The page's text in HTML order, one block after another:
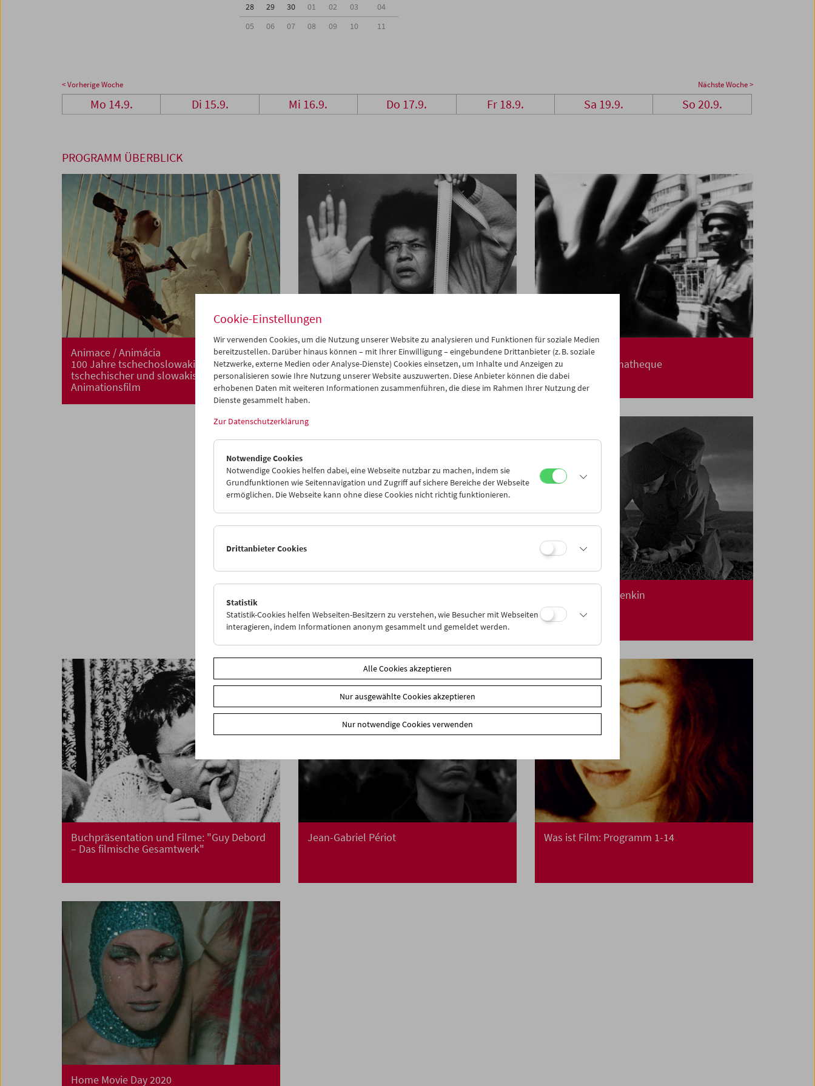
28
29 30 01 02 03
04
05
06 07 08 09 10 11
< Vorherige Woche Nächste Woche >
Mo 14.9. Di 15.9. Mi 16.9. Do 17.9. Fr 18.9. Sa 19.9. So 20.9.
PROGRAMM ÜBERBLICK
Animace / Animácia
100 Jahre tschechoslowakischer,
tschechischer und slowakischer
Animationsfilm
Women Make Film
Dokumentarfilm und Carte blanche
Carte blanche
Jerusalem Cinematheque
Kinoreal: Mark Jenkin
Buchpräsentation und Filme: "Guy Debord
– Das filmische Gesamtwerk"
Jean-Gabriel Périot Was ist Film: Programm 1-14
Home Movie Day 2020
Cookie-Einstellungen
Wir verwenden Cookies, um die Nutzung unserer Website zu analysieren und Funktionen für soziale Medien
bereitzustellen. Darüber hinaus können – mit Ihrer Einwilligung – eingebundene Drittanbieter (z. B. soziale
Netzwerke, externe Medien oder Analyse-Dienste) Cookies einsetzen, um Inhalte und Anzeigen zu
personalisieren sowie Ihre Nutzung unserer Website auszuwerten. Diese Anbieter können die dabei
erhobenen Daten mit weiteren Informationen zusammenführen, die diese im Rahmen Ihrer Nutzung der
Dienste gesammelt haben.
Zur Datenschutzerklärung
Notwendige Cookies
Notwendige Cookies helfen dabei, eine Webseite nutzbar zu machen, indem sie
Grundfunktionen wie Seitennavigation und Zugriff auf sichere Bereiche der Webseite
ermöglichen. Die Webseite kann ohne diese Cookies nicht richtig funktionieren.
Drittanbieter Cookies
Statistik
Statistik-Cookies helfen Webseiten-Besitzern zu verstehen, wie Besucher mit Webseiten
interagieren, indem Informationen anonym gesammelt und gemeldet werden.
Alle Cookies akzeptieren
Nur ausgewählte Cookies akzeptieren
Nur notwendige Cookies verwenden